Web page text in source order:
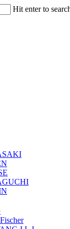
Hit enter to